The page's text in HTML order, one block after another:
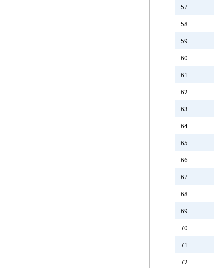
57
58
59
60
61
62
63
64
65
66
67
68
69
70
71
72